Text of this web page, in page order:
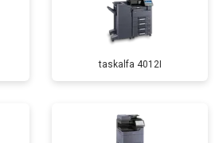
taskalfa 4012I